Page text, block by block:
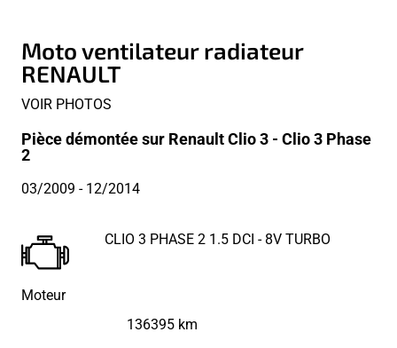
Moto ventilateur radiateur
RENAULT
VOIR PHOTOS
Pièce démontée sur Renault Clio 3 - Clio 3 Phase
2
03/2009 - 12/2014
Moteur
CLIO 3 PHASE 2 1.5 DCI - 8V TURBO
136395 km